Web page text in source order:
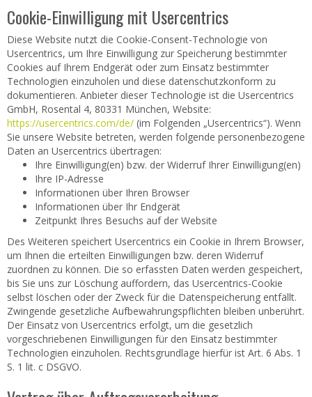
Cookie-Einwilligung mit Usercentrics
Diese Website nutzt die Cookie-Consent-Technologie von
Usercentrics, um Ihre Einwilligung zur Speicherung bestimmter
Cookies auf Ihrem Endgerät oder zum Einsatz bestimmter
Technologien einzuholen und diese datenschutzkonform zu
dokumentieren. Anbieter dieser Technologie ist die Usercentrics
GmbH, Rosental 4, 80331 München, Website:
https://usercentrics.com/de/ (im Folgenden „Usercentrics“). Wenn
Sie unsere Website betreten, werden folgende personenbezogene
Daten an Usercentrics übertragen:
Ihre Einwilligung(en) bzw. der Widerruf Ihrer Einwilligung(en)
Ihre IP-Adresse
Informationen über Ihren Browser
Informationen über Ihr Endgerät
Zeitpunkt Ihres Besuchs auf der Website
Des Weiteren speichert Usercentrics ein Cookie in Ihrem Browser,
um Ihnen die erteilten Einwilligungen bzw. deren Widerruf
zuordnen zu können. Die so erfassten Daten werden gespeichert,
bis Sie uns zur Löschung auffordern, das Usercentrics-Cookie
selbst löschen oder der Zweck für die Datenspeicherung entfällt.
Zwingende gesetzliche Aufbewahrungspflichten bleiben unberührt.
Der Einsatz von Usercentrics erfolgt, um die gesetzlich
vorgeschriebenen Einwilligungen für den Einsatz bestimmter
Technologien einzuholen. Rechtsgrundlage hierfür ist Art. 6 Abs. 1
S. 1 lit. c DSGVO.